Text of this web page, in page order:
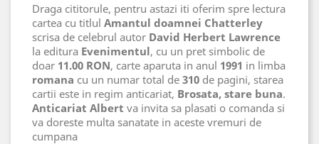
Draga cititorule, pentru astazi iti oferim spre lectura
cartea cu titlul Amantul doamnei Chatterley
scrisa de celebrul autor David Herbert Lawrence
la editura Evenimentul, cu un pret simbolic de
doar 11.00 RON, carte aparuta in anul 1991 in limba
romana cu un numar total de 310 de pagini, starea
cartii este in regim anticariat, Brosata, stare buna.
Anticariat Albert va invita sa plasati o comanda si
va doreste multa sanatate in aceste vremuri de
cumpana